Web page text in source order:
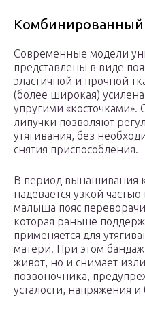
Современные модели
представлены в виде
эластичной и прочной
(более широкая)
упругими
липучки позволяют
утягивания, без
снятия приспособления.
В период вынашивания
надевается узкой
малыша пояс
которая раньше
применяется для
матери. При этом
живот, но и снимает
позвоночника,
усталости, напряжения